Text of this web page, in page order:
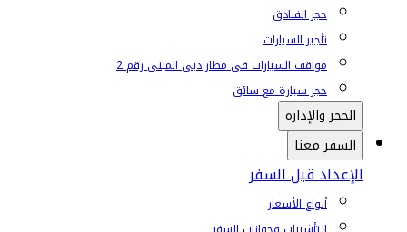
حجز الفنادق
تأجير السيارات
مواقف السيارات في مطار دبي المبنى رقم 2
حجز سيارة مع سائق
الحجز والإدارة
السفر معنا
الإعداد قبل السفر
أنواع الأسعار